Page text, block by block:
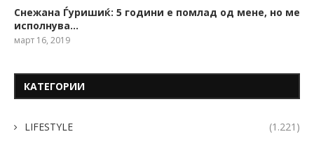
Снежана Ѓуришиќ: 5 години е помлад од мене, но ме
исполнува…
март 16, 2019
КАТЕГОРИИ
LIFESTYLE (1.221)